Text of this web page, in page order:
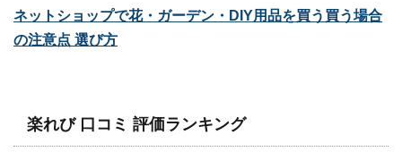
ネットショップで花・ガーデン・DIY用品を買う買う場合
の注意点 選び方
楽れび 口コミ 評価ランキング